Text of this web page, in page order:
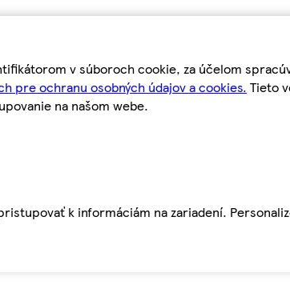
v súboroch cookie, za účelom
pre ochranu osobných údajov a cookies. Tieto
na našom webe.
k informáciám na zariadení.